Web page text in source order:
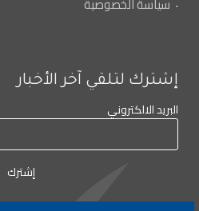
إشترك لتلقي آخر الأخبار
البريد الالكتروني